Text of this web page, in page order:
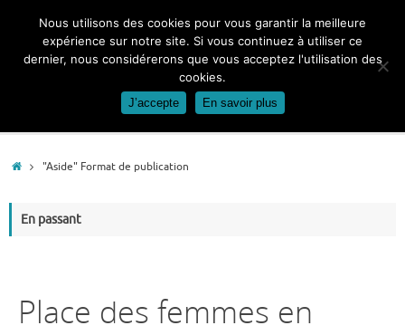
contenu
Accueil
"Aside" Format de publication
En passant
Place des femmes en
Nous utilisons des cookies pour vous garantir la meilleure
expérience sur notre site. Si vous continuez à utiliser ce
dernier, nous considérerons que vous acceptez l'utilisation des
cookies.
J’accepte En savoir plus